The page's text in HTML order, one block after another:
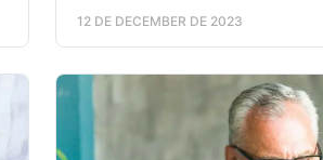
12 DE DECEMBER DE 2023